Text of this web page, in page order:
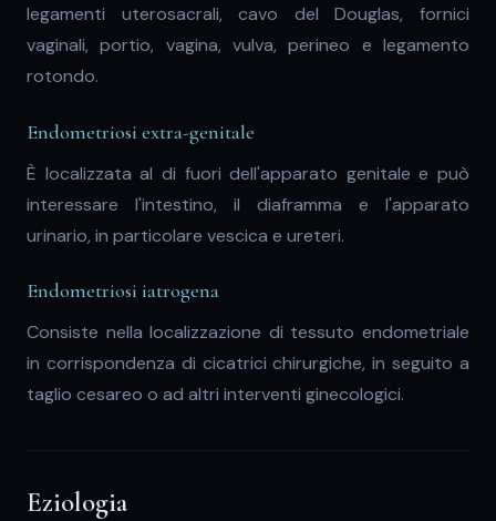
legamenti uterosacrali, cavo del Douglas, fornici
vaginali, portio, vagina, vulva, perineo e legamento
rotondo.
Endometriosi extra-genitale
È localizzata al di fuori dell'apparato genitale e può
interessare l'intestino, il diaframma e l'apparato
urinario, in particolare vescica e ureteri.
Endometriosi iatrogena
Consiste nella localizzazione di tessuto endometriale
in corrispondenza di cicatrici chirurgiche, in seguito a
taglio cesareo o ad altri interventi ginecologici.
Eziologia